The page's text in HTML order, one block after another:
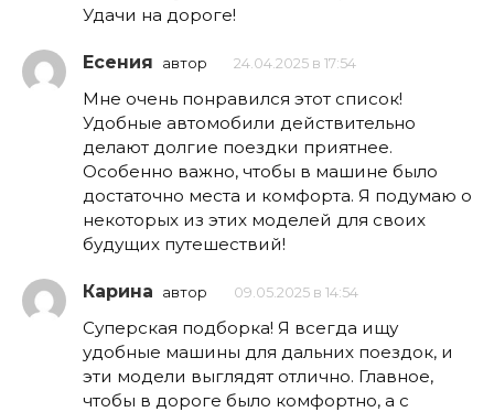
Удачи на дороге!
Есения автор 24.04.2025 в 17:54
Мне очень понравился этот список!
Удобные автомобили действительно
делают долгие поездки приятнее.
Особенно важно, чтобы в машине было
достаточно места и комфорта. Я подумаю о
некоторых из этих моделей для своих
будущих путешествий!
Карина автор 09.05.2025 в 14:54
Суперская подборка! Я всегда ищу
удобные машины для дальних поездок, и
эти модели выглядят отлично. Главное,
чтобы в дороге было комфортно, а с